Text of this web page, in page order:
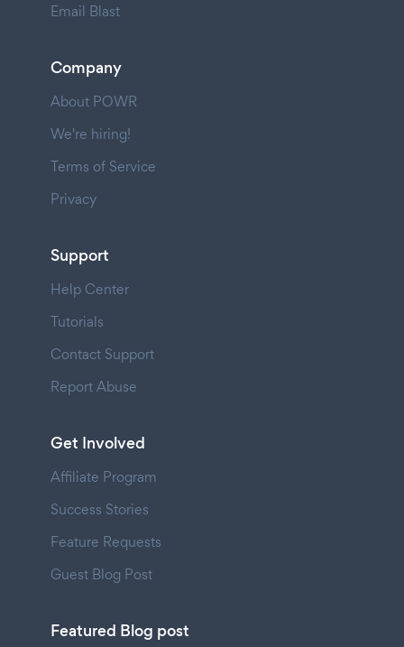
Email Blast
Company
About POWR
We're hiring!
Terms of Service
Privacy
Support
Help Center
Tutorials
Contact Support
Report Abuse
Get Involved
Affiliate Program
Success Stories
Feature Requests
Guest Blog Post
Featured Blog post